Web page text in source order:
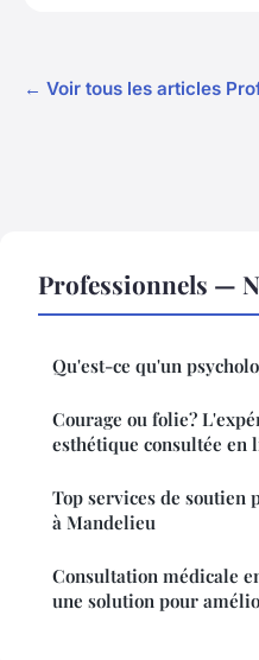
← Voir tous les articles
Professionnels —
Qu'est-ce qu'un
Courage ou folie?
esthétique consultée en
Top services de soutien
à Mandelieu
Consultation médicale
une solution pour